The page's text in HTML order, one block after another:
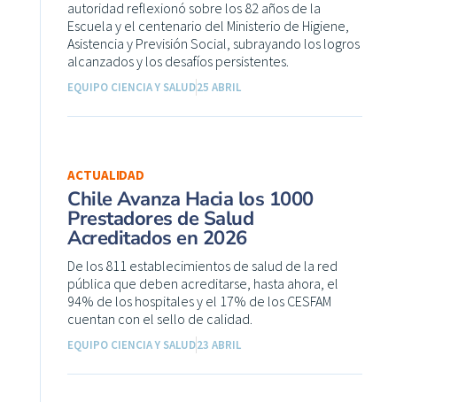
autoridad reflexionó sobre los 82 años de la
Escuela y el centenario del Ministerio de Higiene,
Asistencia y Previsión Social, subrayando los logros
alcanzados y los desafíos persistentes.
EQUIPO CIENCIA Y SALUD25 ABRIL
ACTUALIDAD
Chile Avanza Hacia los 1000
Prestadores de Salud
Acreditados en 2026
De los 811 establecimientos de salud de la red
pública que deben acreditarse, hasta ahora, el
94% de los hospitales y el 17% de los CESFAM
cuentan con el sello de calidad.
EQUIPO CIENCIA Y SALUD23 ABRIL